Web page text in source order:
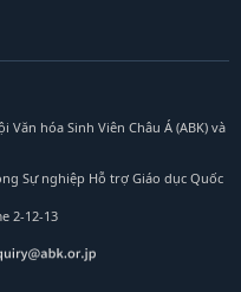
hóa Sinh Viên Châu Á (ABK) và
Sự nghiệp Hỗ trợ Giáo dục Quốc
2-12-13